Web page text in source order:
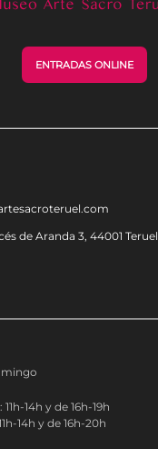
ENTRADAS ONLINE
de Aranda 3, 44001 Teruel
14h y de 16h-19h
14h y de 16h-20h